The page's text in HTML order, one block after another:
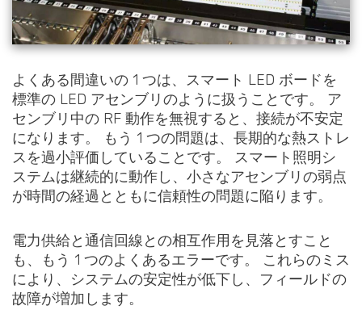
よくある間違いの 1 つは、スマート LED ボードを
標準の LED アセンブリのように扱うことです。 ア
センブリ中の RF 動作を無視すると、接続が不安定
になります。 もう 1 つの問題は、長期的な熱ストレ
スを過小評価していることです。 スマート照明シ
ステムは継続的に動作し、小さなアセンブリの弱点
が時間の経過とともに信頼性の問題に陥ります。
電力供給と通信回線との相互作用を見落とすこと
も、もう 1 つのよくあるエラーです。 これらのミス
により、システムの安定性が低下し、フィールドの
故障が増加します。